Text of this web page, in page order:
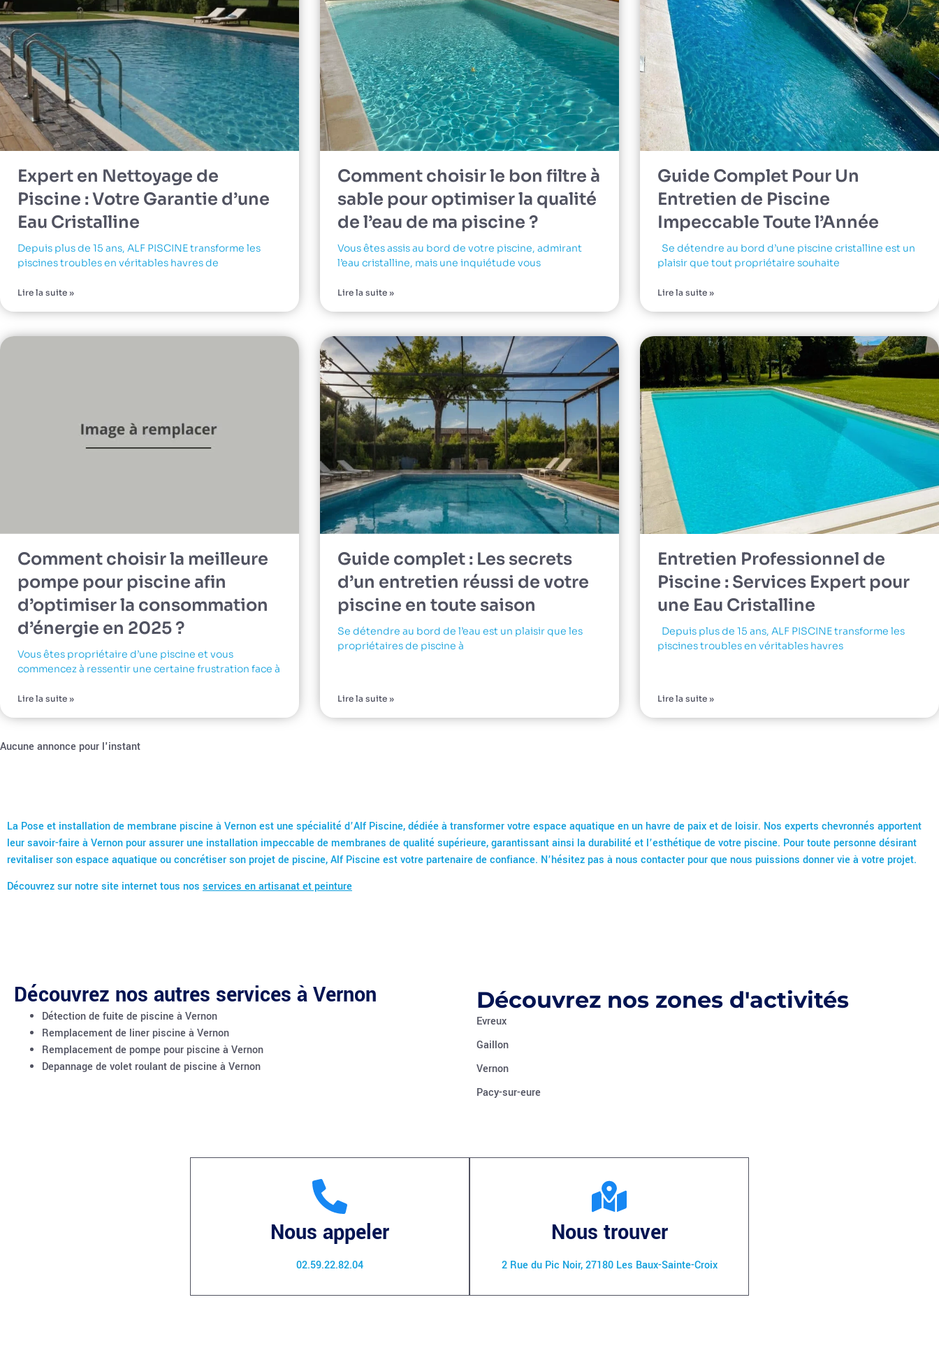
Expert en Nettoyage de
Piscine : Votre Garantie d’une
Eau Cristalline
Depuis plus de 15 ans, ALF PISCINE transforme les
piscines troubles en véritables havres de
Lire la suite »
Comment choisir le bon filtre à
sable pour optimiser la qualité
de l’eau de ma piscine ?
Vous êtes assis au bord de votre piscine, admirant
l’eau cristalline, mais une inquiétude vous
Lire la suite »
Guide Complet Pour Un
Entretien de Piscine
Impeccable Toute l’Année
Se détendre au bord d’une piscine cristalline est un
plaisir que tout propriétaire souhaite
Lire la suite »
Comment choisir la meilleure
pompe pour piscine afin
d’optimiser la consommation
d’énergie en 2025 ?
Vous êtes propriétaire d’une piscine et vous
commencez à ressentir une certaine frustration face à
Lire la suite »
Guide complet : Les secrets
d’un entretien réussi de votre
piscine en toute saison
Se détendre au bord de l’eau est un plaisir que les
propriétaires de piscine à
Lire la suite »
Entretien Professionnel de
Piscine : Services Expert pour
une Eau Cristalline
Depuis plus de 15 ans, ALF PISCINE transforme les
piscines troubles en véritables havres
Lire la suite »
Aucune annonce pour l'instant
La Pose et installation de membrane piscine à Vernon est une spécialité d’Alf Piscine, dédiée à transformer votre espace aquatique en un havre de paix et de loisir. Nos experts chevronnés apportent
leur savoir-faire à Vernon pour assurer une installation impeccable de membranes de qualité supérieure, garantissant ainsi la durabilité et l’esthétique de votre piscine. Pour toute personne désirant
revitaliser son espace aquatique ou concrétiser son projet de piscine, Alf Piscine est votre partenaire de confiance. N’hésitez pas à nous contacter pour que nous puissions donner vie à votre projet.
Découvrez sur notre site internet tous nos services en artisanat et peinture
Découvrez nos autres services à Vernon
Détection de fuite de piscine à Vernon
Remplacement de liner piscine à Vernon
Remplacement de pompe pour piscine à Vernon
Depannage de volet roulant de piscine à Vernon
Découvrez nos zones d'activités
Evreux
Gaillon
Vernon
Pacy-sur-eure
Nous appeler
02.59.22.82.04
Nous trouver
2 Rue du Pic Noir, 27180 Les Baux-Sainte-Croix